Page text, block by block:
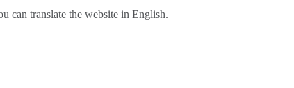
Alle veelgestelde vragen
can translate the website in English.